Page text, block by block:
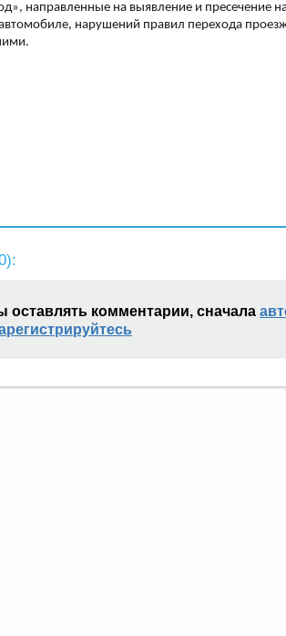
направленные на выявление и пресечение
нарушений правил перехода
):
оставлять комментарии, сначала